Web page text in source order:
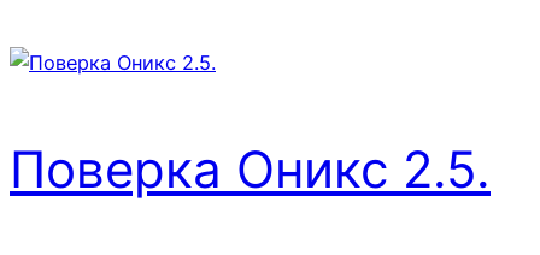
Поверка Оникс 2.5.